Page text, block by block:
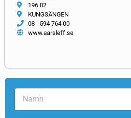
196 02
KUNGSÄNGEN
08 - 594 764 00
www.aarsleff.se